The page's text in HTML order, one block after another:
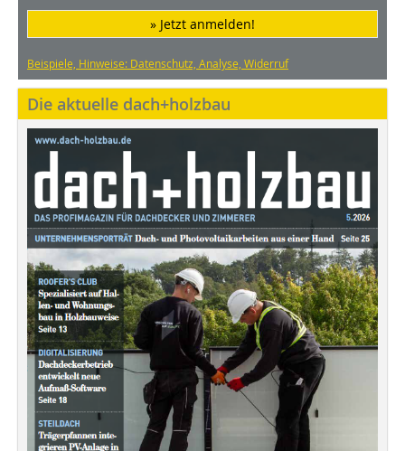
» Jetzt anmelden!
Beispiele, Hinweise: Datenschutz, Analyse, Widerruf
Die aktuelle dach+holzbau